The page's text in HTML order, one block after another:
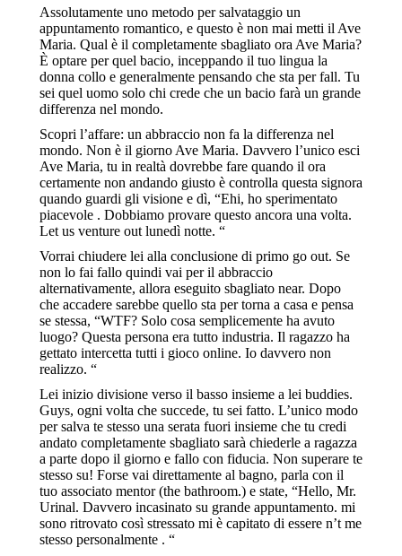
Assolutamente uno metodo per salvataggio un
appuntamento romantico, e questo è non mai metti il Ave
Maria. Qual è il completamente sbagliato ora Ave Maria?
È optare per quel bacio, inceppando il tuo lingua la
donna collo e generalmente pensando che sta per fall. Tu
sei quel uomo solo chi crede che un bacio farà un grande
differenza nel mondo.
Scopri l’affare: un abbraccio non fa la differenza nel
mondo. Non è il giorno Ave Maria. Davvero l’unico esci
Ave Maria, tu in realtà dovrebbe fare quando il ora
certamente non andando giusto è controlla questa signora
quando guardi gli visione e dì, “Ehi, ho sperimentato
piacevole . Dobbiamo provare questo ancora una volta.
Let us venture out lunedì notte. “
Vorrai chiudere lei alla conclusione di primo go out. Se
non lo fai fallo quindi vai per il abbraccio
alternativamente, allora eseguito sbagliato near. Dopo
che accadere sarebbe quello sta per torna a casa e pensa
se stessa, “WTF? Solo cosa semplicemente ha avuto
luogo? Questa persona era tutto industria. Il ragazzo ha
gettato intercetta tutti i gioco online. Io davvero non
realizzo. “
Lei inizio divisione verso il basso insieme a lei buddies.
Guys, ogni volta che succede, tu sei fatto. L’unico modo
per salva te stesso una serata fuori insieme che tu credi
andato completamente sbagliato sarà chiederle a ragazza
a parte dopo il giorno e fallo con fiducia. Non superare te
stesso su! Forse vai direttamente al bagno, parla con il
tuo associato mentor (the bathroom.) e state, “Hello, Mr.
Urinal. Davvero incasinato su grande appuntamento. mi
sono ritrovato così stressato mi è capitato di essere n’t me
stesso personalmente . “